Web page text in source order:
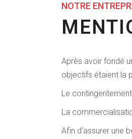
NOTRE
Après avoir fondé
objectifs étaient la
Le
La
Afin d’assurer une